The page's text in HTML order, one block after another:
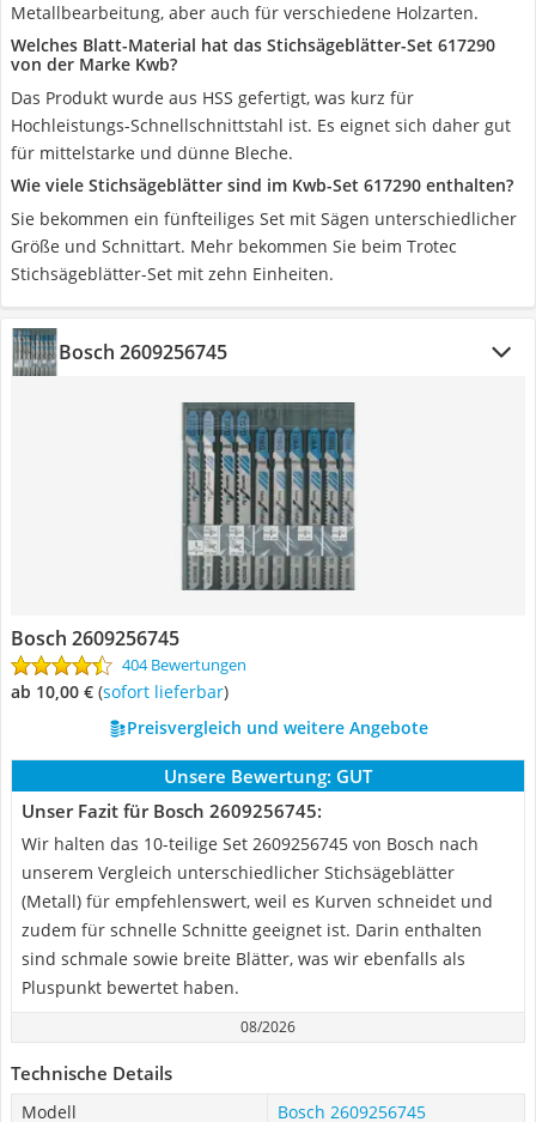
Metallbearbeitung, aber auch für verschiedene Holzarten.
Welches Blatt-Material hat das Stichsägeblätter-Set 617290
von der Marke Kwb?
Das Produkt wurde aus HSS gefertigt, was kurz für
Hochleistungs-Schnellschnittstahl ist. Es eignet sich daher gut
für mittelstarke und dünne Bleche.
Wie viele Stichsägeblätter sind im Kwb-Set 617290 enthalten?
Sie bekommen ein fünfteiliges Set mit Sägen unterschiedlicher
Größe und Schnittart. Mehr bekommen Sie beim Trotec
Stichsägeblätter-Set mit zehn Einheiten.
Bosch 2609256745
Bosch 2609256745
404 Bewertungen
ab 10,00 € ( Sofort lieferbar)
Preisvergleich und weitere Angebote
Unsere Bewertung: GUT
Unser Fazit für Bosch 2609256745:
Wir halten das 10-teilige Set 2609256745 von Bosch nach
unserem Vergleich unterschiedlicher Stichsägeblätter
(Metall) für empfehlenswert, weil es Kurven schneidet und
zudem für schnelle Schnitte geeignet ist. Darin enthalten
sind schmale sowie breite Blätter, was wir ebenfalls als
Pluspunkt bewertet haben.
08/2026
Technische Details
Modell Bosch 2609256745